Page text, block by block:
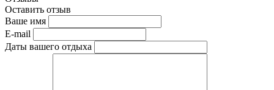
Оставить отзыв
Ваше имя
E-mail
Даты вашего отдыха